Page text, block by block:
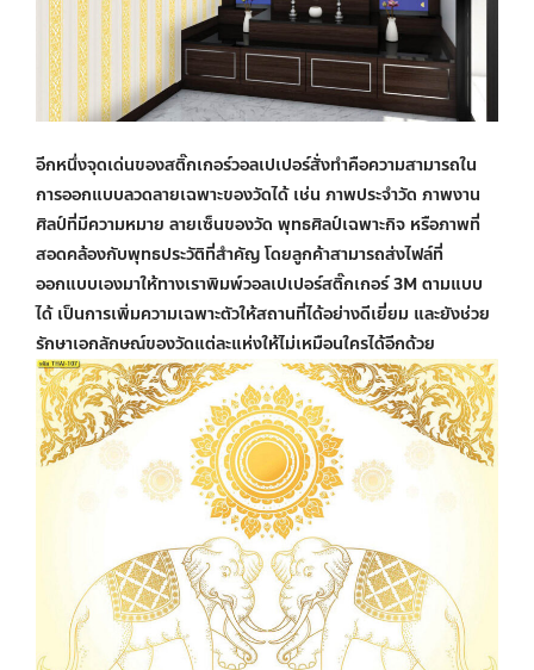
อีกหนึ่งจุดเด่นของสติ๊กเกอร์วอลเปเปอร์สั่งทำคือความสามารถใน
การออกแบบลวดลายเฉพาะของวัดได้ เช่น ภาพประจำวัด ภาพงาน
ศิลป์ที่มีความหมาย ลายเซ็นของวัด พุทธศิลป์เฉพาะกิจ หรือภาพที่
สอดคล้องกับพุทธประวัติที่สำคัญ โดยลูกค้าสามารถส่งไฟล์ที่
ออกแบบเองมาให้ทางเราพิมพ์วอลเปเปอร์สติ๊กเกอร์ 3M ตามแบบ
ได้ เป็นการเพิ่มความเฉพาะตัวให้สถานที่ได้อย่างดีเยี่ยม และยังช่วย
รักษาเอกลักษณ์ของวัดแต่ละแห่งให้ไม่เหมือนใครได้อีกด้วย